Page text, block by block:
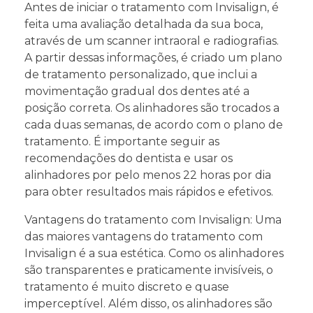
Antes de iniciar o tratamento com Invisalign, é
feita uma avaliação detalhada da sua boca,
através de um scanner intraoral e radiografias.
A partir dessas informações, é criado um plano
de tratamento personalizado, que inclui a
movimentação gradual dos dentes até a
posição correta. Os alinhadores são trocados a
cada duas semanas, de acordo com o plano de
tratamento. É importante seguir as
recomendações do dentista e usar os
alinhadores por pelo menos 22 horas por dia
para obter resultados mais rápidos e efetivos.
Vantagens do tratamento com Invisalign: Uma
das maiores vantagens do tratamento com
Invisalign é a sua estética. Como os alinhadores
são transparentes e praticamente invisíveis, o
tratamento é muito discreto e quase
imperceptível. Além disso, os alinhadores são